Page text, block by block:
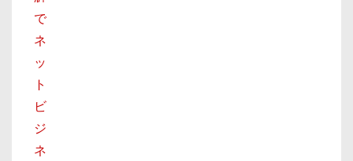
で
ネ
ッ
ト
ビ
ジ
ネ